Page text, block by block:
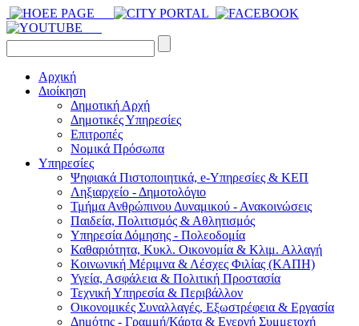
Αρχική
Διοίκηση
Δημοτική Αρχή
Δημοτικές Υπηρεσίες
Επιτροπές
Νομικά Πρόσωπα
Υπηρεσίες
Ψηφιακά Πιστοποιητικά, e-Υπηρεσίες & ΚΕΠ
Ληξιαρχείο - Δημοτολόγιο
Τμήμα Ανθρώπινου Δυναμικού - Ανακοινώσεις
Παιδεία, Πολιτισμός & Αθλητισμός
Υπηρεσία Δόμησης - Πολεοδομία
Καθαριότητα, Κυκλ. Οικονομία & Κλιμ. Αλλαγή
Kοινωνική Μέριμνα & Λέσχες Φιλίας (ΚΑΠΗ)
Υγεία, Ασφάλεια & Πολιτική Προστασία
Τεχνική Υπηρεσία & Περιβάλλον
Οικονομικές Συναλλαγές, Εξωστρέφεια & Εργασία
Δημότης - Γραμμή/Κάρτα & Ενεργή Συμμετοχή